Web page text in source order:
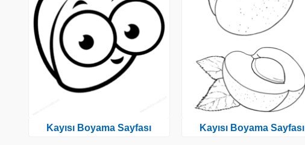
Kayısı Boyama Sayfası Kayısı Boyama Sayfası